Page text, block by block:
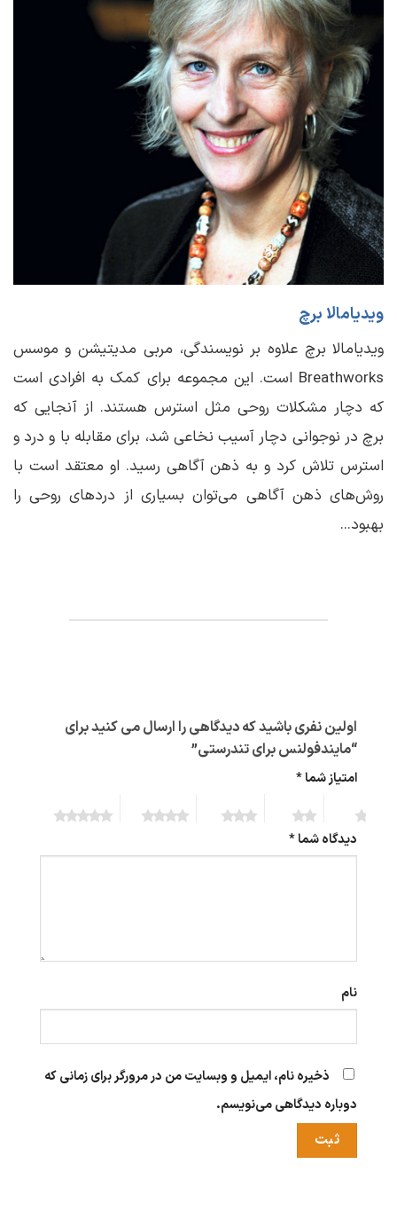
ویدیامالا برچ
ویدیامالا برچ علاوه بر نویسندگی، مربی مدیتیشن و موسس
Breathworks است. این مجموعه برای کمک به افرادی است
که دچار مشکلات روحی مثل استرس هستند. از آنجایی که
برچ در نوجوانی دچار آسیب نخاعی شد، برای مقابله با و درد و
استرس تلاش کرد و به ذهن آگاهی رسید. او معتقد است با
روش‌های ذهن آگاهی می‌توان بسیاری از دردهای روحی را
بهبود...
اولین نفری باشید که دیدگاهی را ارسال می کنید برای
“مایندفولنس برای تندرستی”
امتیاز شما*
دیدگاه شما*
نام
ذخیره نام، ایمیل و وبسایت من در مرورگر برای زمانی که
دوباره دیدگاهی می‌نویسم.